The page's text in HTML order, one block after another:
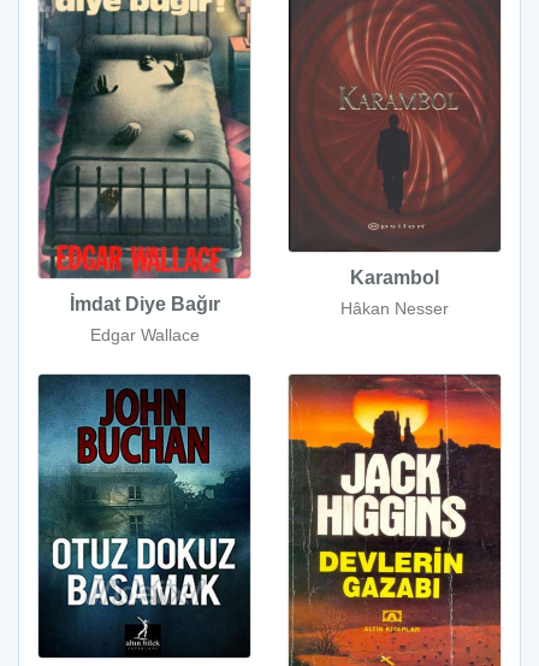
İmdat Diye Bağır
Edgar Wallace
Karambol
Hâkan Nesser